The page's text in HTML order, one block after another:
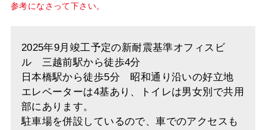
参考になさって下さい。
2025年9月竣工予定の新耐震基準オフィスビ
ル 三越前駅から徒歩4分
日本橋駅から徒歩5分 昭和通り沿いの好立地
エレベーターは4基あり、トイレは男女別で共用
部にあります。
駐車場を併設しているので、車でのアクセスも